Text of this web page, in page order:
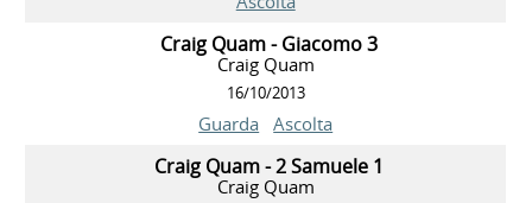
Craig Quam - Giacomo 3
Craig Quam
16/10/2013
Guarda Ascolta
Craig Quam - 2 Samuele 1
Craig Quam